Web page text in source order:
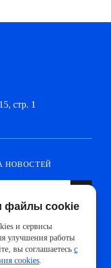
стр. 1
НОВОСТЕЙ
производителей и
файлы cookie
и сервисы
улучшения работы
вы соглашаетесь с
cookies.